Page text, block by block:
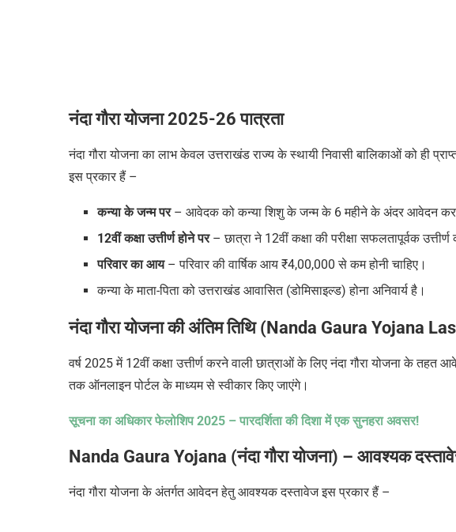
नंदा गौरा योजना 2025-26 पात्रता
नंदा गौरा योजना का लाभ केवल उत्तराखंड राज्य के स्थायी निवासी बालिकाओं को ही
इस प्रकार हैं –
कन्या के जन्म पर– आवेदक को कन्या शिशु के जन्म के 6 महीने के अंदर आवेदन
12वीं कक्षा उत्तीर्ण होने पर– छात्राने12वीं कक्षा की परीक्षा सफलतापूर्वक उत्तीर्ण
परिवार का आय– परिवार की वार्षिक आय ₹4,00,000 से कम होनी चाहिए।
कन्या के माता-पिता को उत्तराखंड आवासित (डोमिसाइल्ड) होना अनिवार्य है।
नंदा गौरा योजनाकी अंतिम तिथि(Nanda Gaura Yojana
वर्ष 2025 में 12वीं कक्षा उत्तीर्ण करने वाली छात्राओं के लिए नंदा गौरा योजना के
तक ऑनलाइन पोर्टल के माध्यम से स्वीकार किए जाएंगे।
सूचना का अधिकार फेलोशिप2025 – पारदर्शिता की दिशा में एक सुनहरा अवसर!
Nanda Gaura Yojana (नंदा गौरा योजना) – आवश्यक
नंदा गौरा योजना के अंतर्गत आवेदन हेतु आवश्यक दस्तावेज इस प्रकार हैं –